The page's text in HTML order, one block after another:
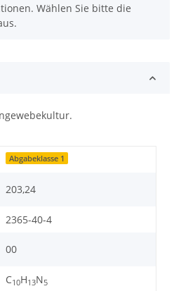
Wählen Sie bitte die
Abgabeklasse 1
203,24
2365-40-4
00
C10H13N5